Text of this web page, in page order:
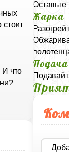
стоит
И что
Оставьте
Жарка
Подача